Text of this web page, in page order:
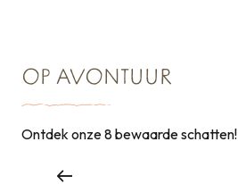
OP AVONTUUR
Ontdek onze 8 bewaarde schatten!